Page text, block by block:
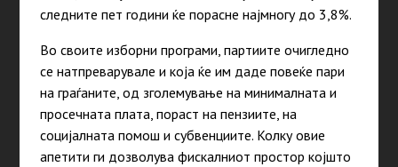
следните пет години ќе порасне најмногу до 3,8%.
Во своите изборни програми, партиите очигледно
се натпреварувале и која ќе им даде повеќе пари
на граѓаните, од зголемување на минималната и
просечната плата, пораст на пензиите, на
социјалната помош и субвенциите. Колку овие
апетити ги дозволува фискалниот простор којшто